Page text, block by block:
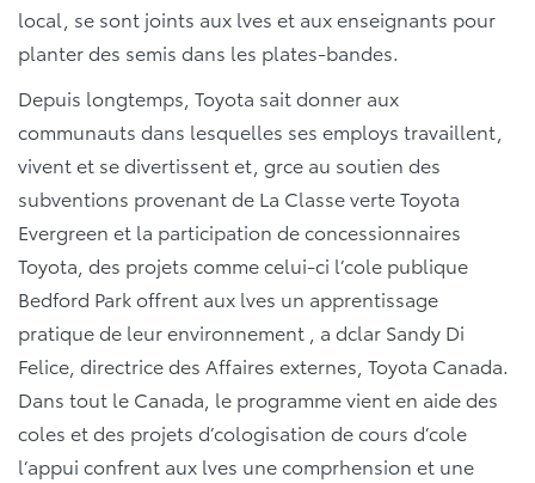
local, se sont joints aux lves et aux enseignants pour
planter des semis dans les plates-bandes.
Depuis longtemps, Toyota sait donner aux
communauts dans lesquelles ses employs travaillent,
vivent et se divertissent et, grce au soutien des
subventions provenant de La Classe verte Toyota
Evergreen et la participation de concessionnaires
Toyota, des projets comme celui-ci l’cole publique
Bedford Park offrent aux lves un apprentissage
pratique de leur environnement , a dclar Sandy Di
Felice, directrice des Affaires externes, Toyota Canada.
Dans tout le Canada, le programme vient en aide des
coles et des projets d’cologisation de cours d’cole
l’appui confrent aux lves une comprhension et une